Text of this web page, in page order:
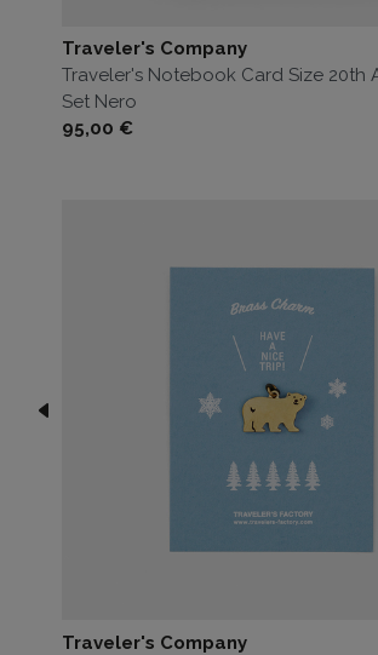
Traveler's Company
Traveler's Notebook Card Size 20th
Set Nero
Prezzo
95,00 €
Traveler's Company